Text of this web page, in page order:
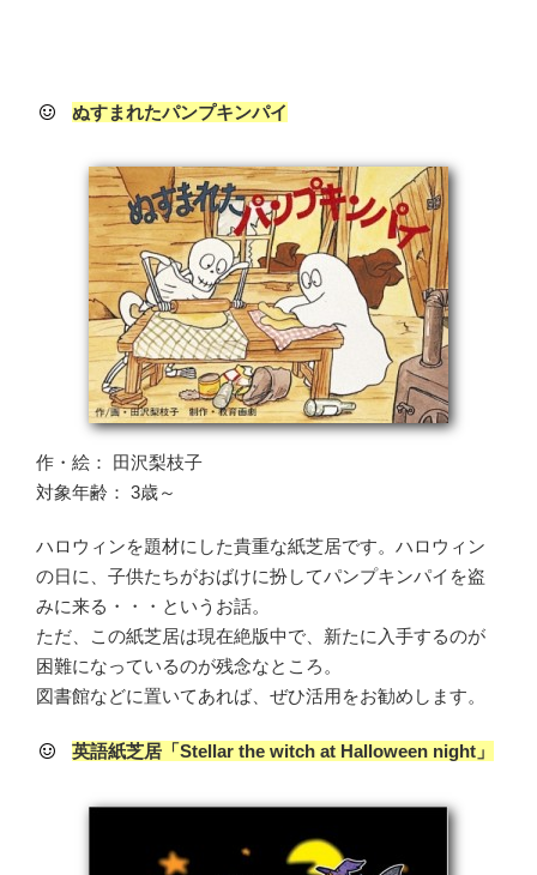
ぬすまれたパンプキンパイ
作・絵： 田沢梨枝子
対象年齢： 3歳～
ハロウィンを題材にした貴重な紙芝居です。ハロウィン
の日に、子供たちがおばけに扮してパンプキンパイを盗
みに来る・・・というお話。
ただ、この紙芝居は現在絶版中で、新たに入手するのが
困難になっているのが残念なところ。
図書館などに置いてあれば、ぜひ活用をお勧めします。
英語紙芝居「Stellar the witch at Halloween night」